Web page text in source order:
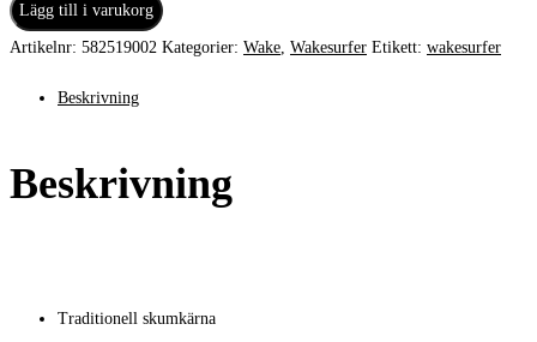
Lägg till i varukorg
Artikelnr: 582519002 Kategorier: Wake, Wakesurfer Etikett: wakesurfer
Beskrivning
Beskrivning
Traditionell skumkärna